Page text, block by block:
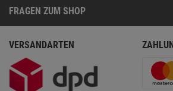
FRAGEN ZUM SHOP
VERSANDARTEN